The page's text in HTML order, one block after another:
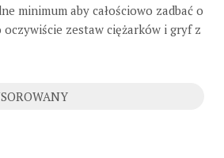
minimum aby całościowo zadbać o
oczywiście zestaw ciężarków i gryf z